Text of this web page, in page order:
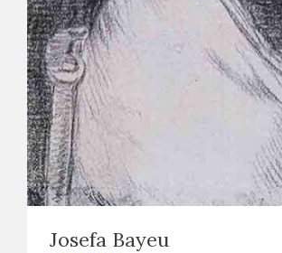
ACTIVIDADES
ACTUALIDAD
Josefa Bayeu